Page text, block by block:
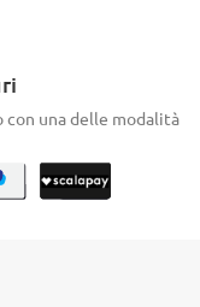
con una delle modalità